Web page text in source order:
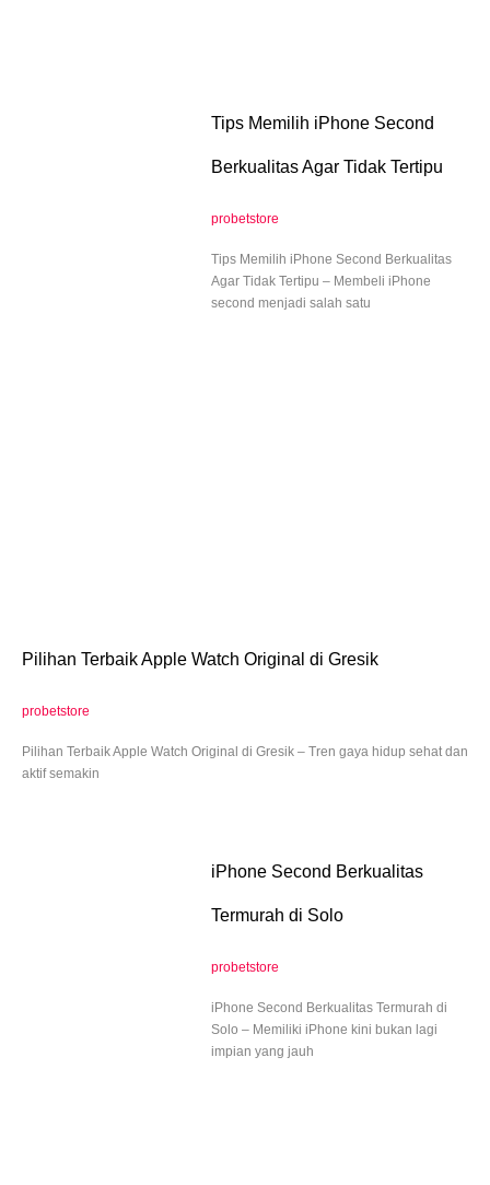
Tips Memilih iPhone Second
Berkualitas Agar Tidak Tertipu
probetstore
Tips Memilih iPhone Second Berkualitas
Agar Tidak Tertipu – Membeli iPhone
second menjadi salah satu
Pilihan Terbaik Apple Watch Original di Gresik
probetstore
Pilihan Terbaik Apple Watch Original di Gresik – Tren gaya hidup sehat dan
aktif semakin
iPhone Second Berkualitas
Termurah di Solo
probetstore
iPhone Second Berkualitas Termurah di
Solo – Memiliki iPhone kini bukan lagi
impian yang jauh